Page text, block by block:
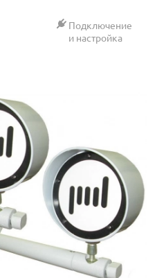
Подключение
и настройка